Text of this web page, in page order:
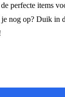
perfecte items
nog op? Duik in